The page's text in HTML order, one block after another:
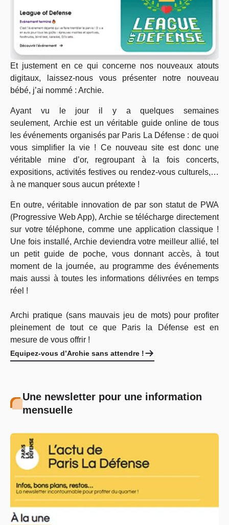
Et justement en ce qui concerne nos nouveaux atouts
digitaux, laissez-nous vous présenter notre nouveau
bébé, j’ai nommé : Archie.
Ayant vu le jour il y a quelques semaines
seulement, Archie est un véritable guide online de tous
les événements organisés par Paris La Défense : de quoi
vous simplifier la vie ! Ce nouveau site est donc une
véritable mine d’or, regroupant à la fois concerts,
expositions, activités festives ou rendez-vous culturels,…
à ne manquer sous aucun prétexte !
En outre, véritable innovation de par son statut de PWA
(Progressive Web App), Archie se télécharge directement
sur votre téléphone, comme une application classique !
Une fois installé, Archie deviendra votre meilleur allié, tel
un petit guide de poche, vous donnant accès, à tout
moment de la journée, au programme des événements
mais aussi à toutes les informations délivrées en temps
réel !
Archi pratique (sans mauvais jeu de mots) pour profiter
pleinement de tout ce que Paris la Défense est en
mesure de vous offrir !
Equipez-vous d’Archie sans attendre !
Une newsletter pour une information
mensuelle